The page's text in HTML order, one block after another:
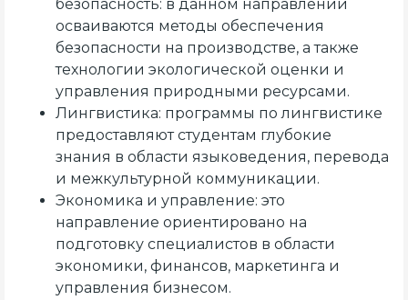
безопасность: в данном направлении
осваиваются методы обеспечения
безопасности на производстве, а также
технологии экологической оценки и
управления природными ресурсами.
Лингвистика: программы по лингвистике
предоставляют студентам глубокие
знания в области языковедения, перевода
и межкультурной коммуникации.
Экономика и управление: это
направление ориентировано на
подготовку специалистов в области
экономики, финансов, маркетинга и
управления бизнесом.